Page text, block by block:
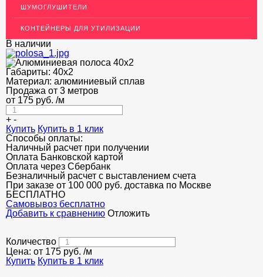
ЭЛЕКТРОДЫ
ДЕКОРАТИВНЫЙ УГОЛОК
МЕТАЛЛИЧЕСКИЕ ПОРОГИ НАПОЛЬНЫЕ (ДЛЯ ПОЛА),
РАСКЛАДКА, ПЛИНТУС
ПОТОЛКИ
АКЦИИ
НЕДОРОГОЙ МЕТАЛЛОПРОКАТ
ШУМОГЛУШИТЕЛИ
КОНТЕЙНЕРЫ ДЛЯ УТИЛИЗАЦИИ
В наличии
Габариты: 40х2
Материал: алюминиевый сплав
Продажа от 3 метров
от 175 руб. /м
+ -
Купить Купить в 1 клик
Способы оплаты:
Наличный расчет при получении
Оплата Банковской картой
Оплата через Сбербанк
Безналичный расчет с выставлением счета
При заказе от 100 000 руб. доставка по Москве
БЕСПЛАТНО
Cамовывоз бесплатно
Добавить к сравнению Отложить
Количество
Цена: от 175 руб. /м
Купить Купить в 1 клик